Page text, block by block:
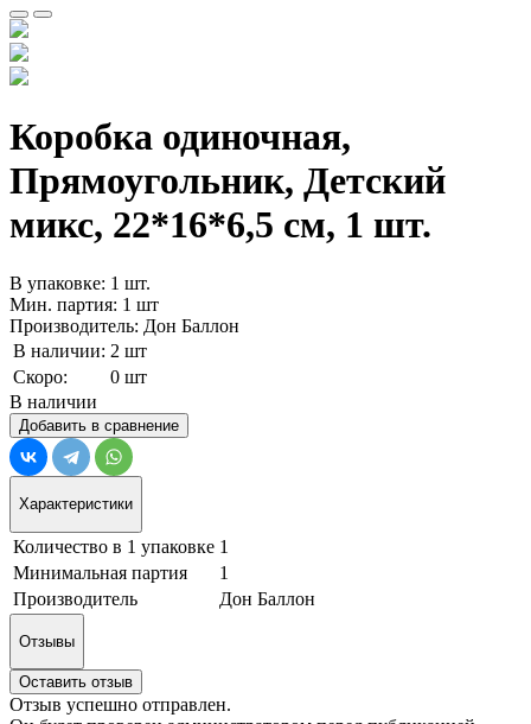
Коробка одиночная,
Прямоугольник, Детский
микс, 22*16*6,5 см, 1 шт.
В упаковке: 1 шт.
Мин. партия: 1 шт
Производитель: Дон Баллон
В наличии: 2 шт
Скоро:
0 шт
В наличии
Добавить в сравнение
Характеристики
Количество в 1 упаковке 1
Минимальная партия
1
Производитель
Дон Баллон
Отзывы
Оставить отзыв
Отзыв успешно отправлен.